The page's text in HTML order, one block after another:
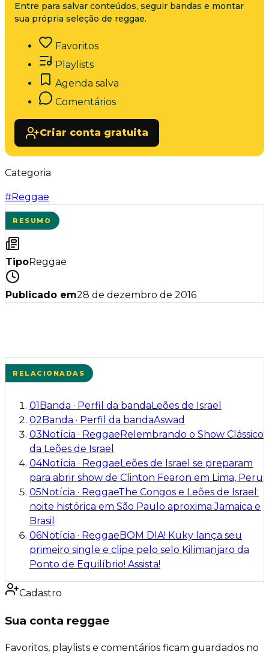
Entre para salvar conteúdos, seguir bandas e montar
sua própria seleção de reggae.
Favoritos
Playlists
Agenda salva
Comentários
Criar conta gratuita
Categoria
#Reggae
RESUMO
TipoReggae
Publicado em28 de dezembro de 2016
RELACIONADAS
01 Banda · Perfil da banda Leões de Israel
02 Banda · Perfil da bandaAswad
03 Notícia · Reggae Relembrando o Show Clássico
da Leões de Israel
04Notícia · Reggae Leões de Israel se preparam
para abrir show de Clinton Fearon em Lima, Peru
05 Notícia · ReggaeThe Congos e Leões de Israel:
noite histórica em São Paulo aproxima Jamaica e
Brasil
06Notícia · Reggae BOM DIA! Kuky lança seu
primeiro single e clipe pelo selo Kilimanjaro da
Ponto de Equilíbrio! Assista!
Cadastro
Sua conta reggae
Favoritos, playlists e comentários ficam guardados no